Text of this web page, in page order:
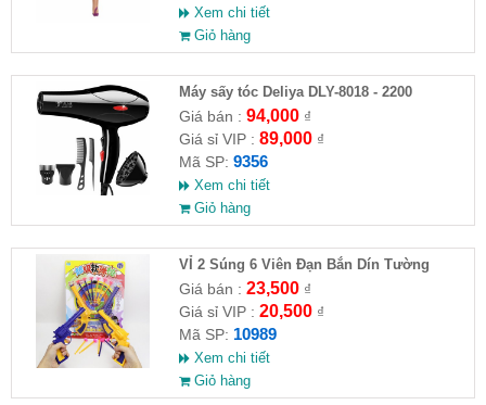
Xem chi tiết
Giỏ hàng
Máy sấy tóc Deliya DLY-8018 - 2200
Giá bán : 94,000₫
Giá sỉ VIP : 89,000₫
Mã SP: 9356
Xem chi tiết
Giỏ hàng
VỈ 2 Súng 6 Viên Đạn Bắn Dín Tường
Giá bán : 23,500₫
Giá sỉ VIP : 20,500₫
Mã SP: 10989
Xem chi tiết
Giỏ hàng